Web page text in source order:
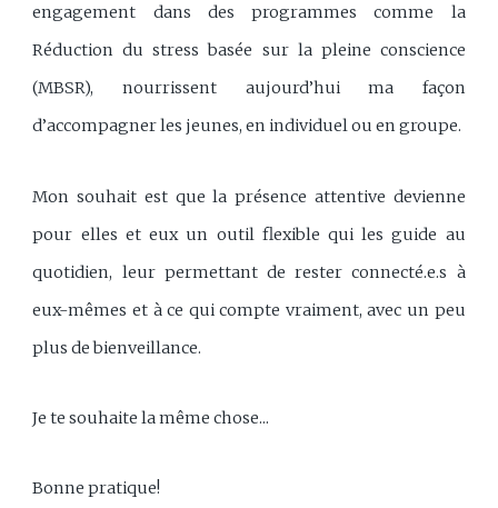
engagement dans des programmes comme la
Réduction du stress basée sur la pleine conscience
(MBSR), nourrissent aujourd’hui ma façon
d’accompagner les jeunes, en individuel ou en groupe.
Mon souhait est que la présence attentive devienne
pour elles et eux un outil flexible qui les guide au
quotidien, leur permettant de rester connecté.e.s à
eux-mêmes et à ce qui compte vraiment, avec un peu
plus de bienveillance.
Je te souhaite la même chose...
Bonne pratique!